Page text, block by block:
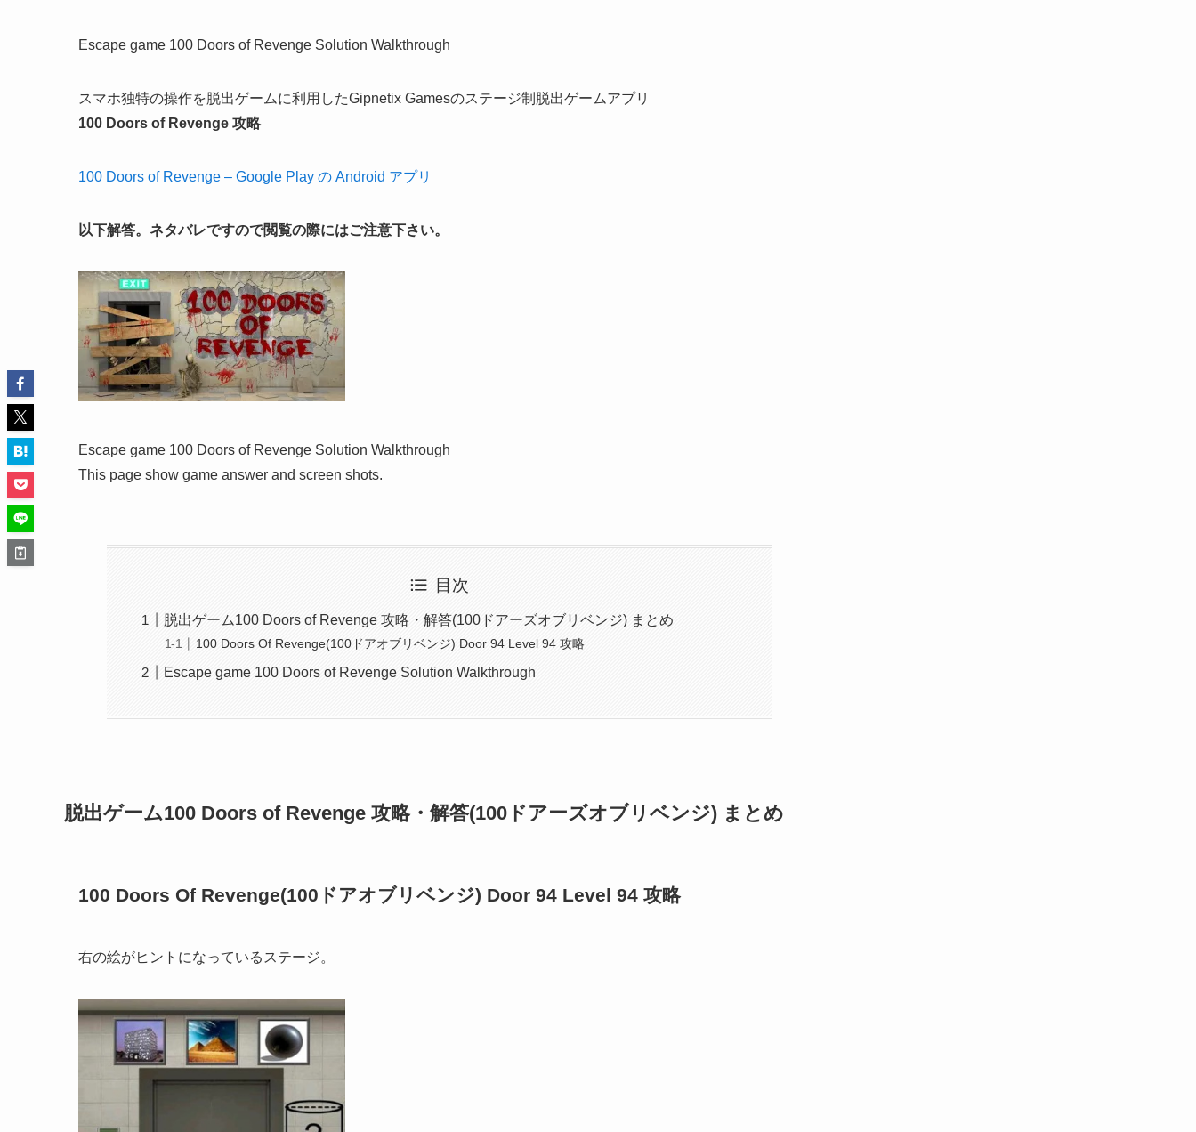
Escape game 100 Doors of Revenge Solution Walkthrough
スマホ独特の操作を脱出ゲームに利用したGipnetix Gamesのステージ制脱出ゲームアプリ
100 Doors of Revenge 攻略
100 Doors of Revenge – Google Play の Android アプリ
以下解答。ネタバレですので閲覧の際にはご注意下さい。
Escape game 100 Doors of Revenge Solution Walkthrough
This page show game answer and screen shots.
目次
脱出ゲーム100 Doors of Revenge 攻略・解答(100ドアーズオブリベンジ) まとめ
100 Doors Of Revenge(100ドアオブリベンジ) Door 94 Level 94 攻略
Escape game 100 Doors of Revenge Solution Walkthrough
脱出ゲーム100 Doors of Revenge 攻略・解答(100ドアーズオブリベンジ) まとめ
100 Doors Of Revenge(100ドアオブリベンジ) Door 94 Level 94 攻略
右の絵がヒントになっているステージ。